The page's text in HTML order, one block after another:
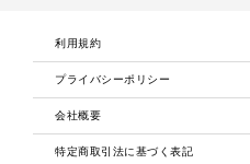
利用規約
プライバシーポリシー
会社概要
特定商取引法に基づく表記